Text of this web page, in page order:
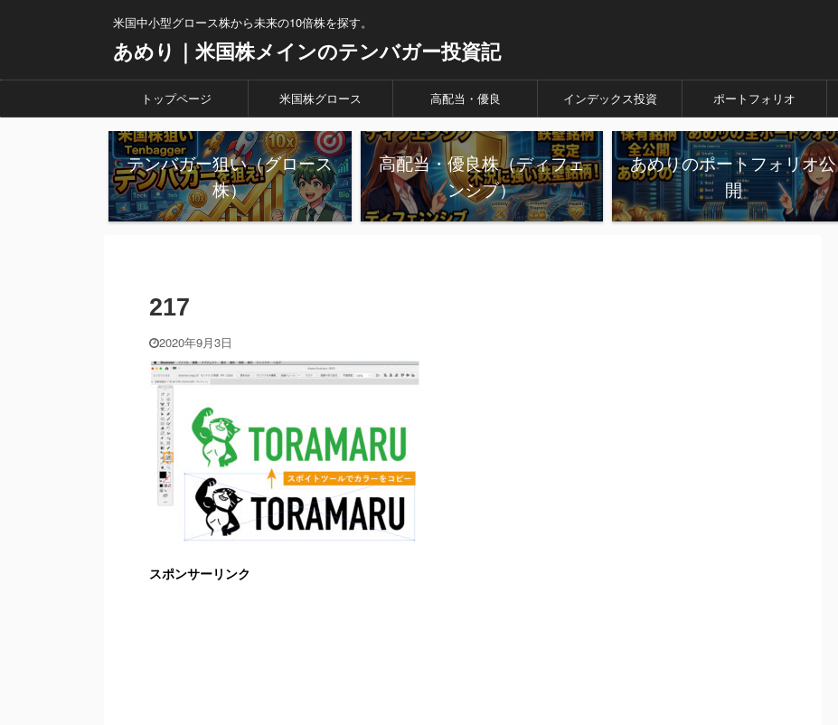
米国中小型グロース株から未来の10倍株を探す。
あめり｜米国株メインのテンバガー投資記
トップページ 米国株グロース 高配当・優良 インデックス投資 ポートフォリオ
テンバガー狙い（グロース
株）
高配当・優良株（ディフェ
ンシブ）
あめりのポートフォリオ公
開
217
2020年9月3日
スポンサーリンク